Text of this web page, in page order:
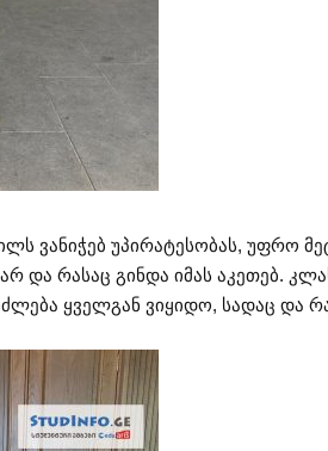
ვანიჭებ უპირატესობას, უფრო
და რასაც გინდა იმას აკეთებ.
ყველგან ვიყიდო, სადაც და